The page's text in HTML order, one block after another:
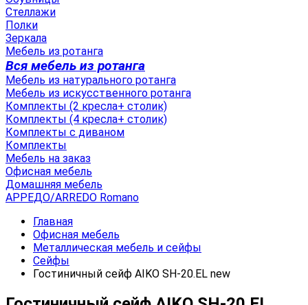
Стеллажи
Полки
Зеркала
Мебель из ротанга
Вся мебель из ротанга
Мебель из натурального ротанга
Мебель из искусственного ротанга
Комплекты (2 кресла+ столик)
Комплекты (4 кресла+ столик)
Комплекты с диваном
Комплекты
Мебель на заказ
Офисная мебель
Домашняя мебель
АРРЕДО/ARREDO Romano
Главная
Офисная мебель
Металлическая мебель и сейфы
Сейфы
Гостиничный сейф AIKO SH-20.EL new